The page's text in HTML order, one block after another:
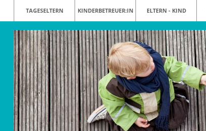
TAGESELTERN KINDERBETREUER:IN ELTERN - KIND